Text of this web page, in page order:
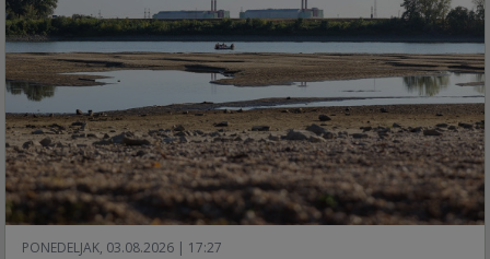
PONEDELJAK, 03.08.2026 | 17:27